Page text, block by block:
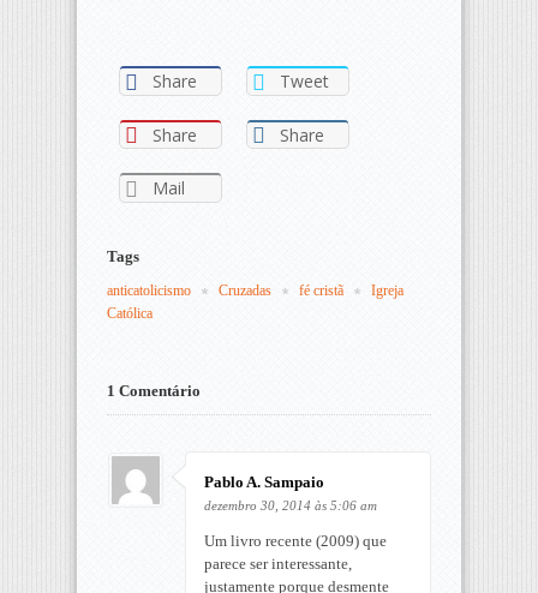
Share Tweet
Share Share
Mail
Tags
anticatolicismo Cruzadas fé cristã
Igreja
Católica
1 Comentário
Pablo A. Sampaio
dezembro 30, 2014 às 5:06 am
Um livro recente (2009) que
parece ser interessante,
justamente porque desmente